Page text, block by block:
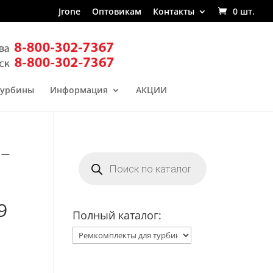
Jrone Оптовикам Контакты 0 шт.
Информация АКЦИИ
—
товаров
Полный каталог: